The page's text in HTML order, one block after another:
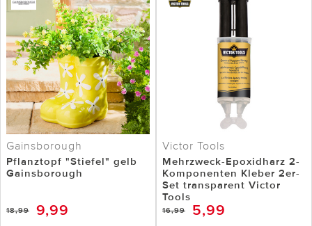
Gainsborough
Pflanztopf "Stiefel" gelb
Gainsborough
18,99 9,99
Victor Tools
Mehrzweck-Epoxidharz 2-
Komponenten Kleber 2er-
Set transparent Victor
Tools
16,99 5,99